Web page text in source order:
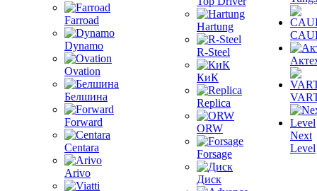
Farroad
Dynamo
Ovation
Белшина
Forward
Centara
Arivo
Hartung
R-Steel
КиК
Replica
ORW
Forsage
Диск
Next
Level